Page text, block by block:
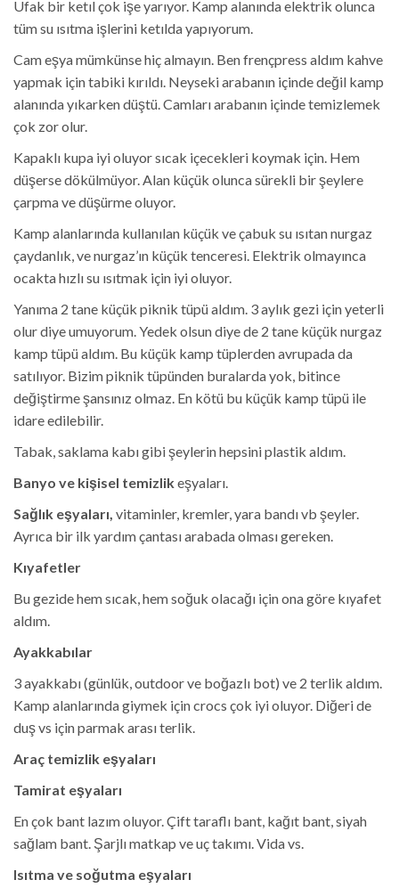
Ufak bir ketıl çok işe yarıyor. Kamp alanında elektrik olunca
tüm su ısıtma işlerini ketılda yapıyorum.
Cam eşya mümkünse hiç almayın. Ben frençpress aldım kahve
yapmak için tabiki kırıldı. Neyseki arabanın içinde değil kamp
alanında yıkarken düştü. Camları arabanın içinde temizlemek
çok zor olur.
Kapaklı kupa iyi oluyor sıcak içecekleri koymak için. Hem
düşerse dökülmüyor. Alan küçük olunca sürekli bir şeylere
çarpma ve düşürme oluyor.
Kamp alanlarında kullanılan küçük ve çabuk su ısıtan nurgaz
çaydanlık, ve nurgaz’ın küçük tenceresi. Elektrik olmayınca
ocakta hızlı su ısıtmak için iyi oluyor.
Yanıma 2 tane küçük piknik tüpü aldım. 3 aylık gezi için yeterli
olur diye umuyorum. Yedek olsun diye de 2 tane küçük nurgaz
kamp tüpü aldım. Bu küçük kamp tüplerden avrupada da
satılıyor. Bizim piknik tüpünden buralarda yok, bitince
değiştirme şansınız olmaz. En kötü bu küçük kamp tüpü ile
idare edilebilir.
Tabak, saklama kabı gibi şeylerin hepsini plastik aldım.
Banyo ve kişisel temizlikeşyaları.
Sağlık eşyaları, vitaminler, kremler, yara bandı vb şeyler.
Ayrıca bir ilk yardım çantası arabada olması gereken.
Kıyafetler
Bu gezide hem sıcak, hem soğuk olacağı için ona göre kıyafet
aldım.
Ayakkabılar
3 ayakkabı (günlük, outdoor ve boğazlı bot) ve 2 terlik aldım.
Kamp alanlarında giymek için crocs çok iyi oluyor. Diğeri de
duş vs için parmak arası terlik.
Araç temizlik eşyaları
Tamirat eşyaları
En çok bant lazım oluyor. Çift taraflı bant, kağıt bant, siyah
sağlam bant. Şarjlı matkap ve uç takımı. Vida vs.
Isıtma ve soğutma eşyaları